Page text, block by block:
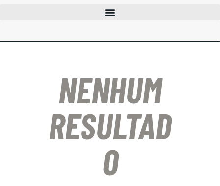
INFOCAC
INSTITUCIONAL
ENTRARNENHUM
RESULTAD
O